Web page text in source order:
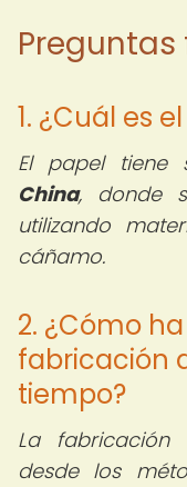
1. ¿Cuál es
El papel tiene
China, donde
utilizando
cáñamo.
2. ¿Cómo
fabricación
tiempo?
La fabricación
desde los